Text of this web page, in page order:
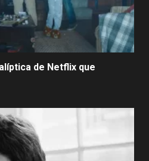
de Netflix que